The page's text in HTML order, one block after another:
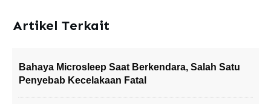
Artikel Terkait
Bahaya Microsleep Saat Berkendara, Salah Satu
Penyebab Kecelakaan Fatal